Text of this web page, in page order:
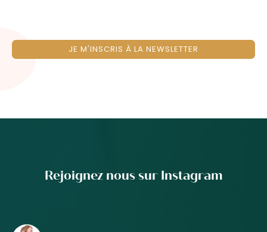
JE M'INSCRIS À LA NEWSLETTER
Rejoignez nous sur Instagram